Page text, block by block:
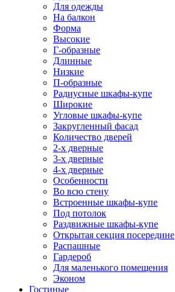
Для одежды
На балкон
Форма
Высокие
Г-образные
Длинные
Низкие
П-образные
Радиусные шкафы-купе
Широкие
Угловые шкафы-купе
Закругленный фасад
Количество дверей
2-х дверные
3-х дверные
4-х дверные
Особенности
Во всю стену
Встроенные шкафы-купе
Под потолок
Раздвижные шкафы-купе
Открытая секция посередине
Распашные
Гардероб
Для маленького помещения
Эконом
Гостиные